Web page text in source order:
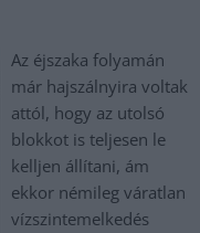
Az éjszaka folyamán
már hajszálnyira voltak
attól, hogy az utolsó
blokkot is teljesen le
kelljen állítani, ám
ekkor némileg váratlan
vízszintemelkedés